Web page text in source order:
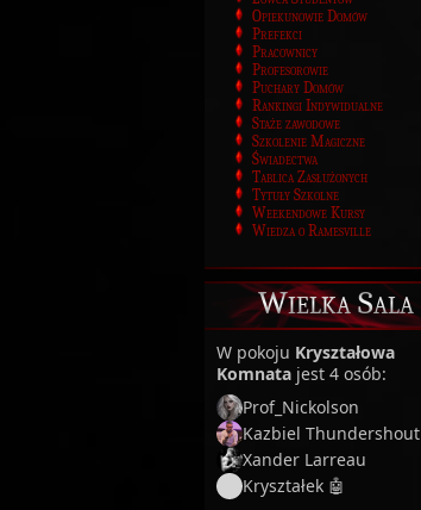
Opiekunowie Domów
Prefekci
Pracownicy
Profesorowie
Puchary Domów
Rankingi Indywidualne
Staże zawodowe
Szkolenie Magiczne
Świadectwa
Tablica Zasłużonych
Tytuły Szkolne
Weekendowe Kursy
Wiedza o Ramesville
Wielka Sala
W pokoju Kryształowa
Komnata jest 4 osób:
Prof_Nickolson
Kazbiel Thundershout
Xander Larreau
Kryształek 🤖